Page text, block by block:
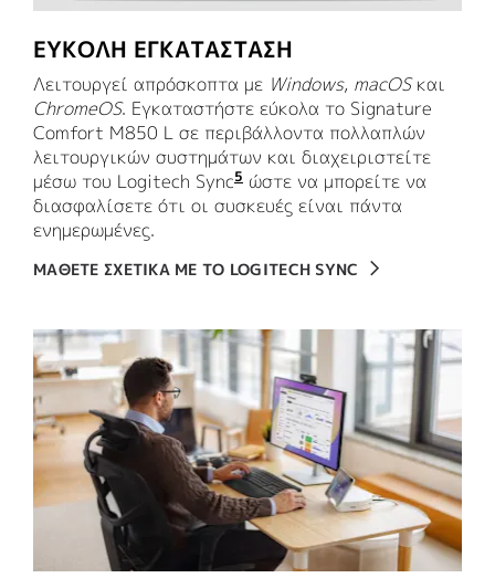
ΕΥΚΟΛΗ ΕΓΚΑΤΑΣΤΑΣΗ
Λειτουργεί απρόσκοπτα με Windows, macOSκαι
ChromeOS. Εγκαταστήστε εύκολα το Signature
Comfort M850 L σε περιβάλλοντα πολλαπλών
λειτουργικών συστημάτων και διαχειριστείτε
μέσω του Logitech Sync5 Απαιτείται το Logi Tune
ώστε να μπορείτε να
διασφαλίσετε ότι οι συσκευές είναι πάντα
ενημερωμένες.
ΜΑΘΕΤΕ ΣΧΕΤΙΚΑ ΜΕ ΤΟ LOGITECH SYNC